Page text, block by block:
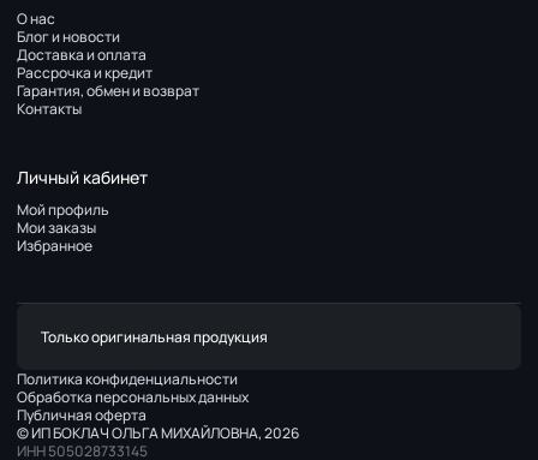
О нас
Блог и новости
Доставка и оплата
Рассрочка и кредит
Гарантия, обмен и возврат
Контакты
Личный кабинет
Мой профиль
Мои заказы
Избранное
Только оригинальная продукция
Политика конфиденциальности
Обработка персональных данных
Публичная оферта
© ИП БОКЛАЧ ОЛЬГА МИХАЙЛОВНА, 2026
ИНН 505028733145